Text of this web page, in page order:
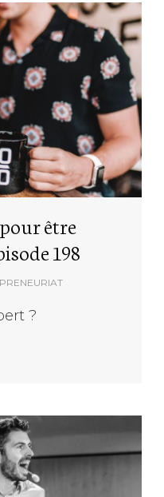
être
198
?